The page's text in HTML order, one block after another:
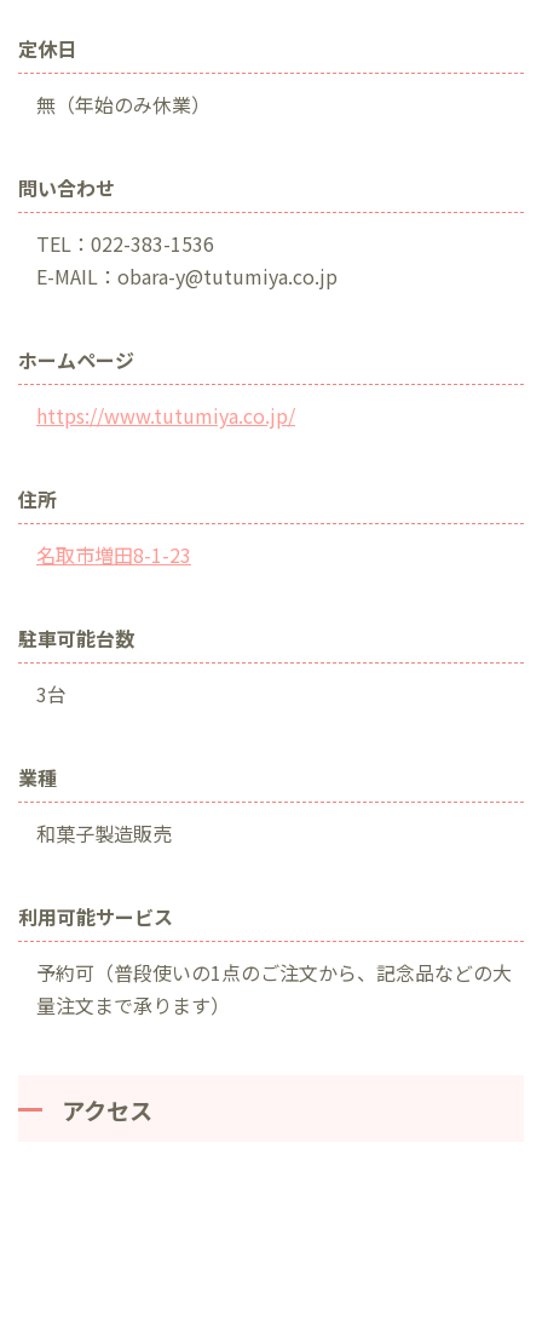
定休日
無（年始のみ休業）
問い合わせ
TEL：022-383-1536
E-MAIL：obara-y@tutumiya.co.jp
ホームページ
https://www.tutumiya.co.jp/
住所
名取市増田8-1-23
駐車可能台数
3台
業種
和菓子製造販売
利用可能サービス
予約可（普段使いの1点のご注文から、記念品などの大
量注文まで承ります）
アクセス